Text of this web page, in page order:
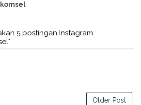
5 postingan Instagram
Older Post